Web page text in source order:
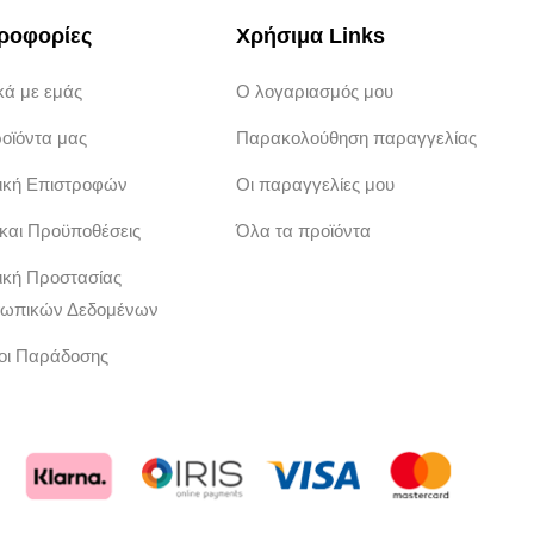
με εμάς
μας
Επιστροφών
Προϋποθέσεις
Προστασίας
Δεδομένων
Παράδοσης
Χρήσιμα Links
Ο λογαριασμός μου
Παρακολούθηση παραγγελίας
Οι παραγγελίες μου
Όλα τα προϊόντα